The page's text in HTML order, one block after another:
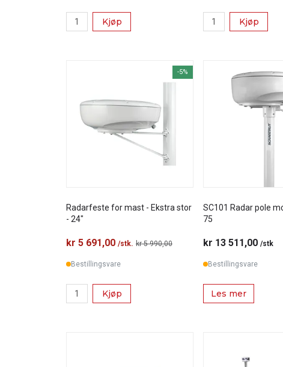
Kjøp Kjøp
-5%
Radarfeste for mast - Ekstra stor
- 24"
kr 5 691,00 /stk. kr 5 990,00
Bestillingsvare
Kjøp
SC101 Radar pole
75
kr 13 511,00 /stk
Bestillingsvare
Les mer